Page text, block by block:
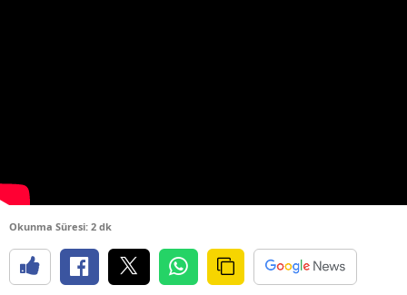
Okunma Süresi: 2 dk